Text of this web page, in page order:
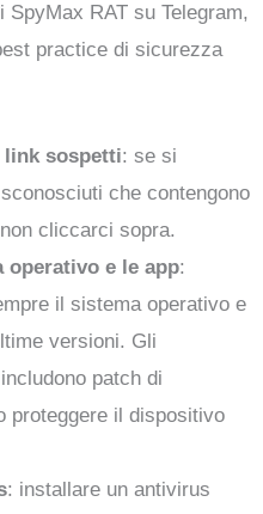
SpyMax RAT su Telegram,
practice di sicurezza
link sospetti: se si
che contengono
cliccarci sopra.
e le app:
il sistema operativo e
versioni. Gli
patch di
proteggere il dispositivo
: installare un antivirus